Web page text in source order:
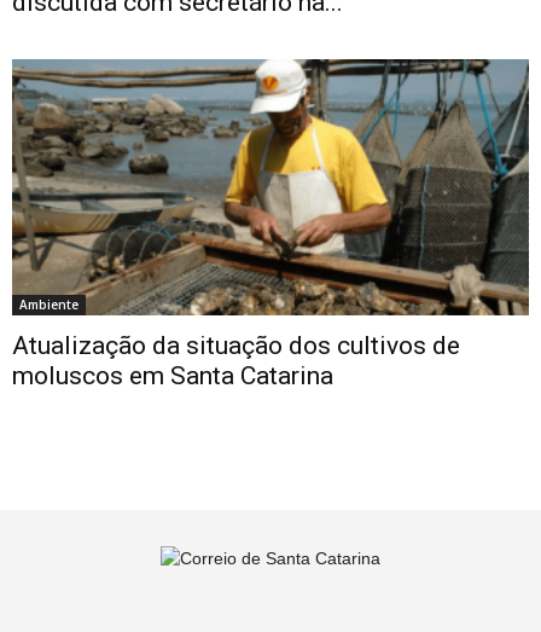
Ambiente
Atualização da situação dos cultivos de
moluscos em Santa Catarina